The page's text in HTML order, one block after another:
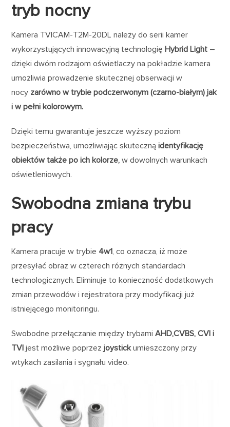
tryb nocny
Kamera TVICAM-T2M-20DL należy do serii kamer
wykorzystujących innowacyjną technologięHybrid Light –
dzięki dwóm rodzajom oświetlaczy na pokładzie kamera
umożliwia prowadzenie skutecznej obserwacji w
nocy zarówno w trybie podczerwonym (czarno-białym) jak
i w pełni kolorowym.
Dzięki temu gwarantuje jeszcze wyższy poziom
bezpieczeństwa, umożliwiając skutecznąidentyfikację
obiektów także po ich kolorze, w dowolnych warunkach
oświetleniowych.
Swobodna zmiana trybu
pracy
Kamera pracuje w trybie 4w1, co oznacza, iż może
przesyłać obraz w czterech różnych standardach
technologicznych. Eliminuje to konieczność dodatkowych
zmian przewodów i rejestratora przy modyfikacji już
istniejącego monitoringu.
Swobodne przełączanie między trybamiAHD,CVBS, CVI i
TVI jest możliwe poprzez joystickumieszczony przy
wtykach zasilania i sygnału video.